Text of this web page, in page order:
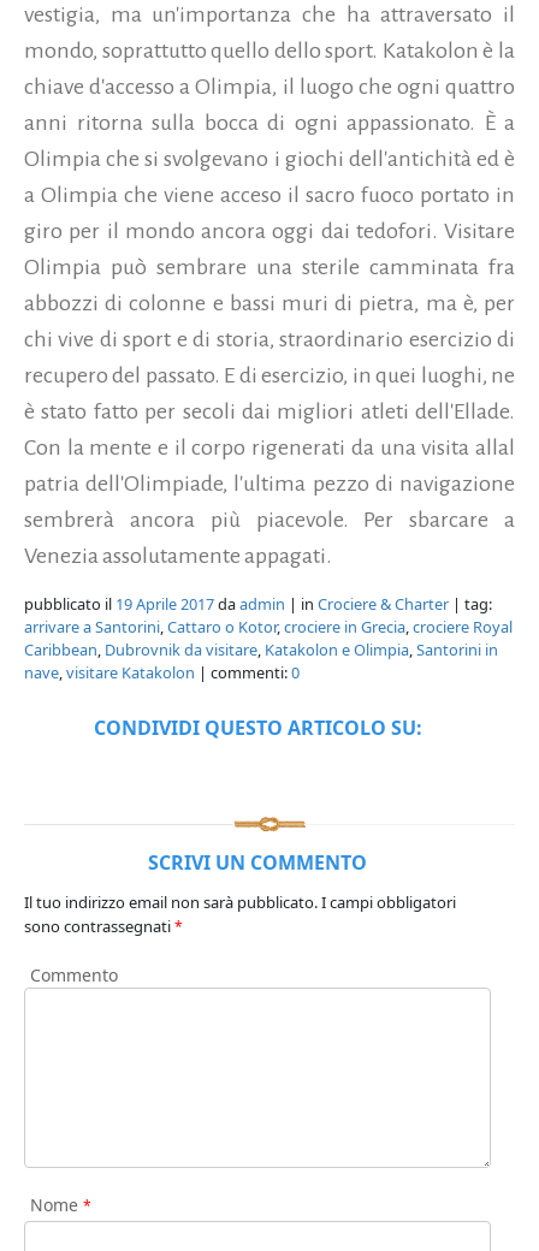
vestigia, ma un'importanza che ha attraversato il
mondo, soprattutto quello dello sport. Katakolon è la
chiave d'accesso a Olimpia, il luogo che ogni quattro
anni ritorna sulla bocca di ogni appassionato. È a
Olimpia che si svolgevano i giochi dell'antichità ed è
a Olimpia che viene acceso il sacro fuoco portato in
giro per il mondo ancora oggi dai tedofori. Visitare
Olimpia può sembrare una sterile camminata fra
abbozzi di colonne e bassi muri di pietra, ma è, per
chi vive di sport e di storia, straordinario esercizio di
recupero del passato. E di esercizio, in quei luoghi, ne
è stato fatto per secoli dai migliori atleti dell'Ellade.
Con la mente e il corpo rigenerati da una visita allal
patria dell'Olimpiade, l'ultima pezzo di navigazione
sembrerà ancora più piacevole. Per sbarcare a
Venezia assolutamente appagati.
pubblicato il 19 Aprile 2017daadmin | in Crociere & Charter | tag:
arrivare a Santorini,Cattaro o Kotor,crociere in Grecia,crociere Royal
Caribbean, Dubrovnik da visitare, Katakolon e Olimpia,Santorini in
nave,visitare Katakolon | commenti:0
CONDIVIDI QUESTO ARTICOLO SU:
SCRIVI UN COMMENTO
Il tuo indirizzo email non sarà pubblicato.I campi obbligatori
sono contrassegnati*
Commento
Nome *